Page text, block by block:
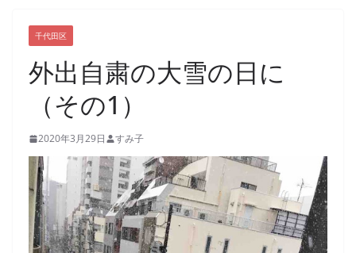
千代田区
外出自粛の大雪の日に
（その1）
2020年3月29日 すみ子